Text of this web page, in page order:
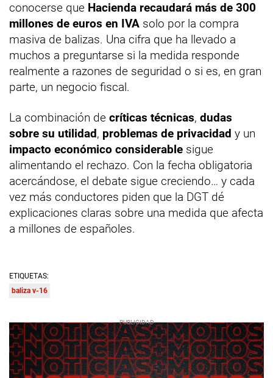
conocerse que Hacienda recaudará más de 300
millones de euros en IVA solo por la compra
masiva de balizas. Una cifra que ha llevado a
muchos a preguntarse si la medida responde
realmente a razones de seguridad o si es, en gran
parte, un negocio fiscal.
La combinación de críticas técnicas, dudas
sobre su utilidad, problemas de privacidad y un
impacto económico considerable sigue
alimentando el rechazo. Con la fecha obligatoria
acercándose, el debate sigue creciendo… y cada
vez más conductores piden que la DGT dé
explicaciones claras sobre una medida que afecta
a millones de españoles.
ETIQUETAS:
baliza v-16